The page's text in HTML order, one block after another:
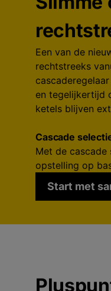
Een van de
rechtstreeks
en tegelijkertijd
ketels blijven
Cascade
Met de
opstelling op
Start met